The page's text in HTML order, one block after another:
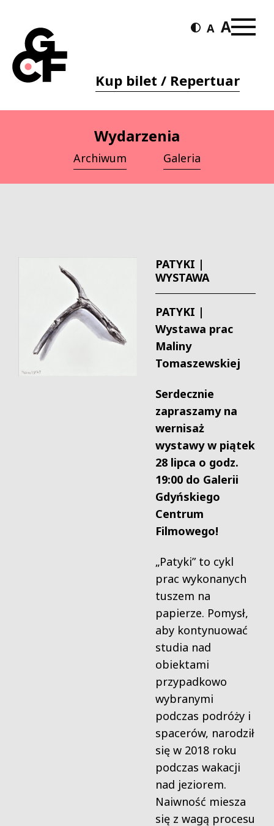
Kup bilet / Repertuar
Wydarzenia
Archiwum Galeria
PATYKI |
WYSTAWA
PATYKI |
Wystawa prac
Maliny
Tomaszewskiej
Serdecznie
zapraszamy na
wernisaż
wystawy w piątek
28 lipca o godz.
19:00 do Galerii
Gdyńskiego
Centrum
Filmowego!
„Patyki” to cykl
prac wykonanych
tuszem na
papierze. Pomysł,
aby kontynuować
studia nad
obiektami
przypadkowo
wybranymi
podczas podróży i
spacerów, narodził
się w 2018 roku
podczas wakacji
nad jeziorem.
Naiwność miesza
się z wagą procesu